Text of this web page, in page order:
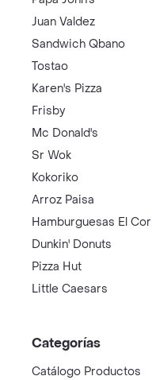
Juan Valdez
Sandwich Qbano
Tostao
Karen's Pizza
Frisby
Mc Donald's
Sr Wok
Kokoriko
Arroz Paisa
Hamburguesas El
Dunkin' Donuts
Pizza Hut
Little Caesars
Categorías
Catálogo Productos